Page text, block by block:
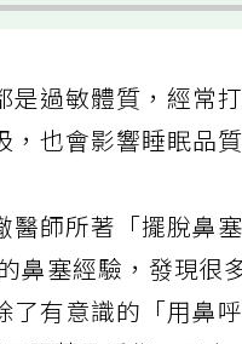
是過敏體質，經常
也會影響睡眠品
師所著「擺脫鼻
鼻塞經驗，發現很
有意識的「用鼻